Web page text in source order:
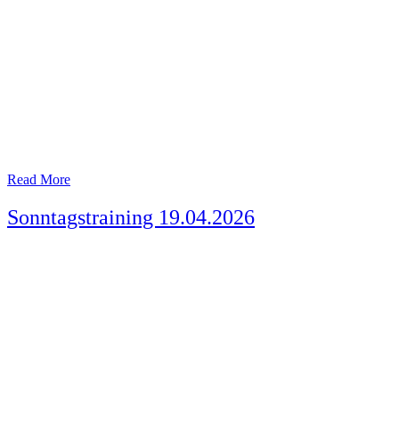
Read More
Sonntagstraining 19.04.2026